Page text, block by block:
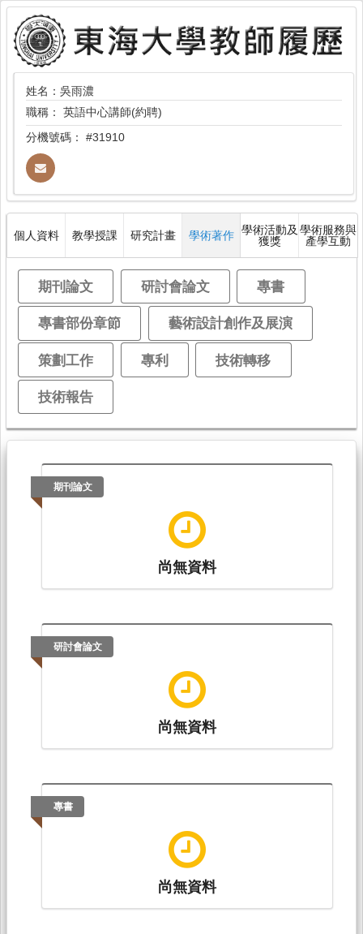
姓名：吳雨濃
職稱： 英語中心講師(約聘)
分機號碼： #31910
個人資料 教學授課 研究計畫 學術著作 學術活動及
獲獎
學術服務與
產學互動
期刊論文 研討會論文 專書
專書部份章節 藝術設計創作及展演
策劃工作 專利 技術轉移
技術報告
期刊論文
尚無資料
研討會論文
尚無資料
專書
尚無資料